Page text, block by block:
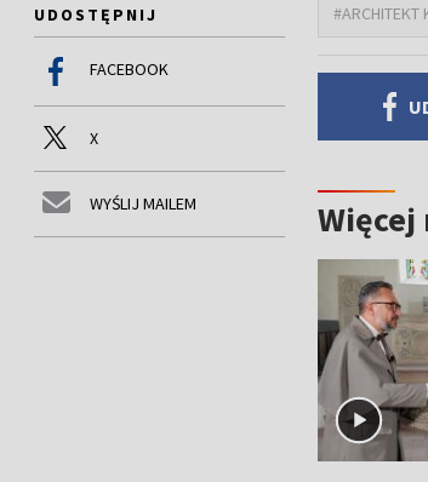
UDOSTĘPNIJ
FACEBOOK
X
WYŚLIJ MAILEM
#ARCHITEKT